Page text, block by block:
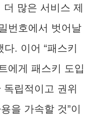
많은 서비스 제
번호에서 벗어날
. 이어 “패스키
에게 패스키 도입
립적이고 권위
을 가속할 것”이